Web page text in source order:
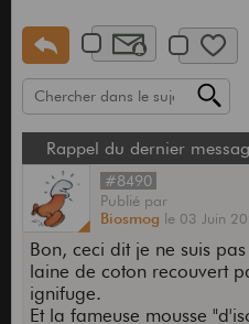
Rappel du dernier
#8490
Publié par
Biosmog le 03 Juin
Bon, ceci dit je ne suis
laine de coton recouvert
ignifuge.
Et la fameuse mousse